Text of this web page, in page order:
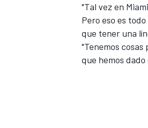
"Tal vez en
Pero eso es
que tener una
"Tenemos
que hemos